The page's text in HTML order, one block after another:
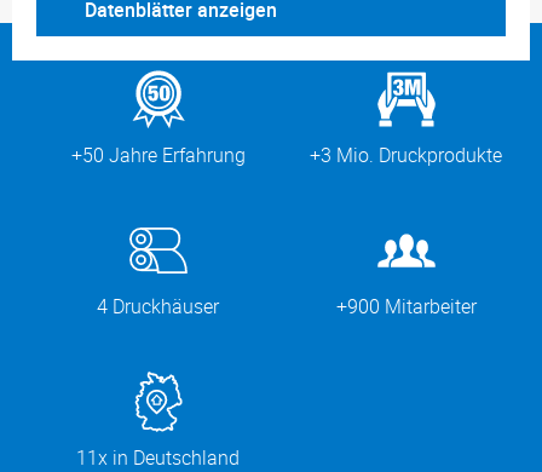
Datenblätter anzeigen
+50 Jahre Erfahrung +3 Mio. Druckprodukte
4 Druckhäuser +900 Mitarbeiter
11x in Deutschland